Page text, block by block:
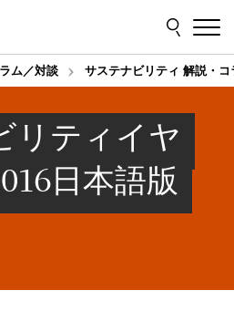
ム／対談 サステナビリティ 解説・コ
リティイヤ
日本語版